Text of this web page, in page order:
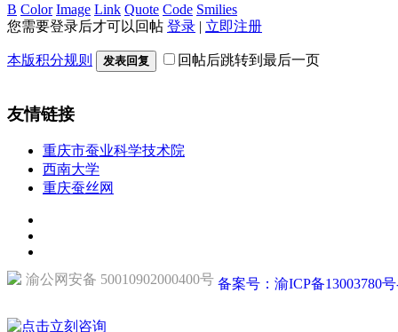
B Color Image Link Quote Code Smilies
您需要登录后才可以回帖 登录 | 立即注册
本版积分规则 发表回复 回帖后跳转到最后一页
友情链接
重庆市蚕业科学技术院
西南大学
重庆蚕丝网
渝公网安备 50010902000400号 备案号：渝ICP备13003780